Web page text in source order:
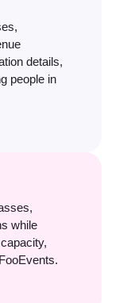
details,
people in
while